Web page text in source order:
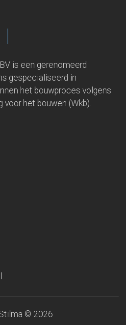
is een gerenomeerd
gespecialiseerd in
het bouwproces volgens
het bouwen (Wkb).
© 2026